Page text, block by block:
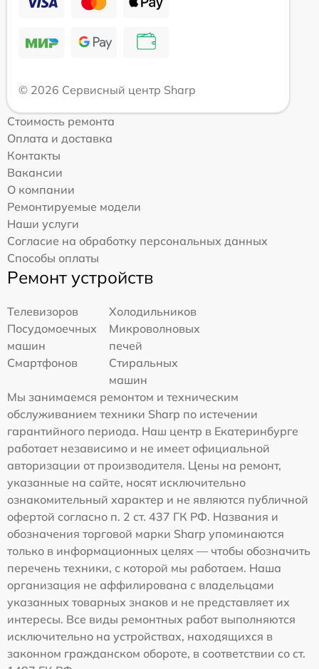
© 2026 Сервисный центр Sharp
Стоимость ремонта
Оплата и доставка
Контакты
Вакансии
О компании
Ремонтируемые модели
Наши услуги
Согласие на обработку персональных данных
Способы оплаты
Ремонт устройств
Телевизоров
Холодильников
Посудомоечных
машин
Микроволновых
печей
Смартфонов
Стиральных
машин
Мы занимаемся ремонтом и техническим
обслуживанием техники Sharp по истечении
гарантийного периода. Наш центр в Екатеринбурге
работает независимо и не имеет официальной
авторизации от производителя. Цены на ремонт,
указанные на сайте, носят исключительно
ознакомительный характер и не являются публичной
офертой согласно п. 2 ст. 437 ГК РФ. Названия и
обозначения торговой марки Sharp упоминаются
только в информационных целях — чтобы обозначить
перечень техники, с которой мы работаем. Наша
организация не аффилирована с владельцами
указанных товарных знаков и не представляет их
интересы. Все виды ремонтных работ выполняются
исключительно на устройствах, находящихся в
законном гражданском обороте, в соответствии со ст.